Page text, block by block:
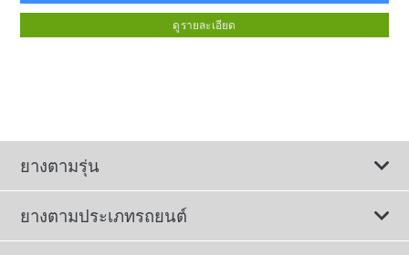
ดูรายละเอียด
ยางตามรุ่น
ยางตามประเภทรถยนต์